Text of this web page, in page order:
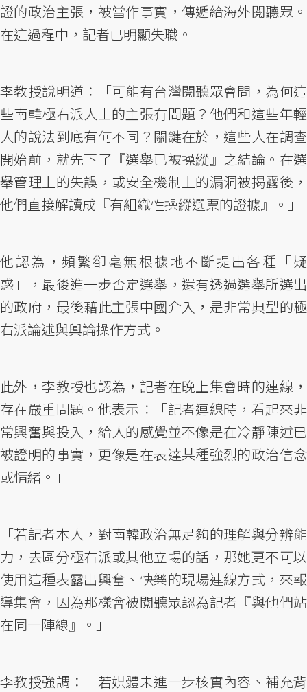
證的政治主張，被當作事實，傳遞給海外閱聽眾。
在這過程中，記者已明顯失職。
李教授說明道：「可能有台灣閱聽眾會問，為何這
些南韓極右派人士的主張有問題？他們和這些年輕
人的說法到底有何不同？關鍵在於，這些人在調查
開始前，就先下了『選舉已被操縱』之結論。在選
舉管理上的失誤，或安全機制上的漏洞被揭露後，
他們直接解讀成『有組織性操縱選票的證據』。」
他認為，頻繁卻毫無根據地不斷提出各種「疑
惑」，最後進一步否定選舉，還有透過選舉所選出
的政府，最後藉此主張中國介入，是非常典型的極
右派論述與輿論操作方式。
此外，李教授也認為，記者在晚上集會時的連線，
存在嚴重問題。他表示：「記者連線時，看起來非
常興奮與投入，給人的感覺並不像是在冷靜陳述已
被證明的事實，更像是在表達某種強烈的政治信念
或情緒。」
「若記者本人，對南韓政治無足夠的理解與分辨能
力，去區分極右派或其他立場的話，那她更不可以
使用這種表露出興奮、快樂的現場連線方式，來報
導集會，因為那樣會被閱聽眾認為記者『與他們站
在同一陣線』。」
李教授強調：「若媒體未進一步核實內容、補充背